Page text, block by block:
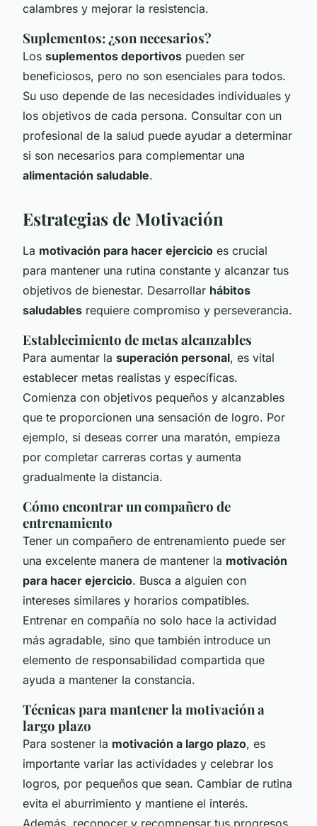
calambres y mejorar la resistencia.
Suplementos: ¿son necesarios?
Los suplementos deportivos pueden ser
beneficiosos, pero no son esenciales para todos.
Su uso depende de las necesidades individuales y
los objetivos de cada persona. Consultar con un
profesional de la salud puede ayudar a determinar
si son necesarios para complementar una
alimentación saludable.
Estrategias de Motivación
La motivación para hacer ejercicio es crucial
para mantener una rutina constante y alcanzar tus
objetivos de bienestar. Desarrollar hábitos
saludables requiere compromiso y perseverancia.
Establecimiento de metas alcanzables
Para aumentar la superación personal, es vital
establecer metas realistas y específicas.
Comienza con objetivos pequeños y alcanzables
que te proporcionen una sensación de logro. Por
ejemplo, si deseas correr una maratón, empieza
por completar carreras cortas y aumenta
gradualmente la distancia.
Cómo encontrar un compañero de
entrenamiento
Tener un compañero de entrenamiento puede ser
una excelente manera de mantener la motivación
para hacer ejercicio. Busca a alguien con
intereses similares y horarios compatibles.
Entrenar en compañía no solo hace la actividad
más agradable, sino que también introduce un
elemento de responsabilidad compartida que
ayuda a mantener la constancia.
Técnicas para mantener la motivación a
largo plazo
Para sostener la motivación a largo plazo, es
importante variar las actividades y celebrar los
logros, por pequeños que sean. Cambiar de rutina
evita el aburrimiento y mantiene el interés.
Además, reconocer y recompensar tus progresos